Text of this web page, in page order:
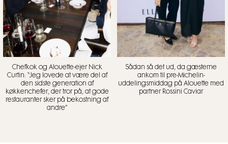
Chefkok og Alouette-ejer Nick
Curtin: “Jeg lovede at være del af
den sidste generation af
køkkenchefer, der tror på, at gode
restauranter sker på bekostning af
andre”
Sådan så det ud, da gæsterne
ankom til pre-Michelin-
uddelingsmiddag på Alouette med
partner Rossini Caviar